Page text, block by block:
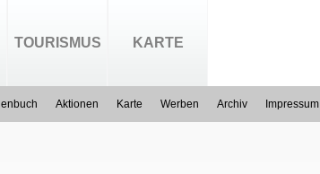
TOURISMUS KARTE
Aktionen Karte Werben Archiv Impressum